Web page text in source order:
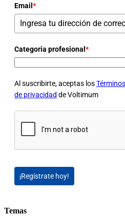
Email *
Categoria profesional *
Al suscribirte, aceptas los
de privacidad de Voltimum
¡Regístrate hoy!
Temas